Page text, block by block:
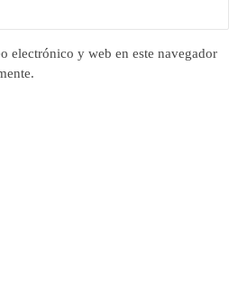
electrónico y web en este navegador